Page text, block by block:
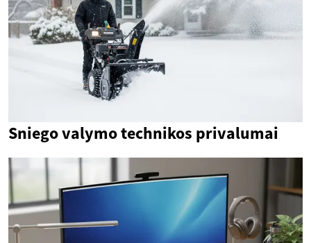
Sniego valymo technikos privalumai